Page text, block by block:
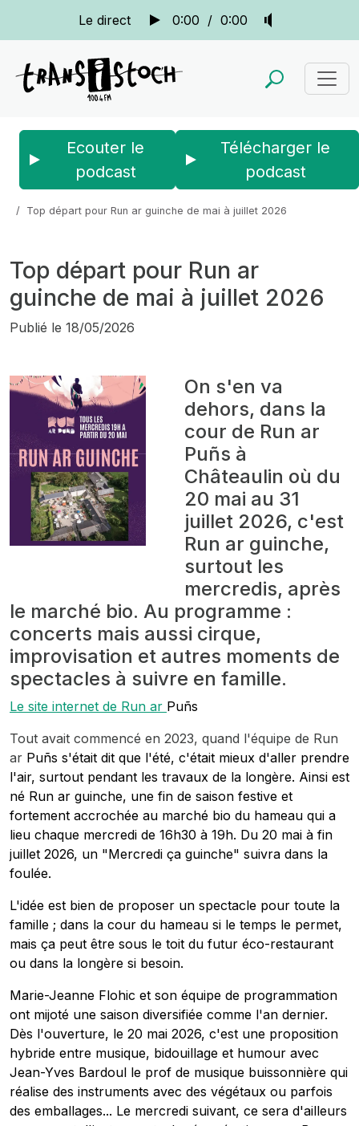
Le direct 0:00 / 0:00
Ecouter le
podcast
Télécharger le
podcast
Top départ pour Run ar guinche de mai à juillet 2026
Top départ pour Run ar
guinche de mai à juillet 2026
Publié le 18/05/2026
On s'en va
dehors, dans la
cour de Run ar
Puñs à
Châteaulin où du
20 mai au 31
juillet 2026, c'est
Run ar guinche,
surtout les
mercredis, après
le marché bio. Au programme :
concerts mais aussi cirque,
improvisation et autres moments de
spectacles à suivre en famille.
Le site internet de Run ar Puñs
Tout avait commencé en 2023, quand l'équipe de Run
ar Puñs s'était dit que l'été, c'était mieux d'aller prendre
l'air, surtout pendant les travaux de la longère. Ainsi est
né Run ar guinche, une fin de saison festive et
fortement accrochée au marché bio du hameau qui a
lieu chaque mercredi de 16h30 à 19h. Du 20 mai à fin
juillet 2026, un "Mercredi ça guinche" suivra dans la
foulée.
L'idée est bien de proposer un spectacle pour toute la
famille ; dans la cour du hameau si le temps le permet,
mais ça peut être sous le toit du futur éco-restaurant
ou dans la longère si besoin.
Marie-Jeanne Flohic et son équipe de programmation
ont mijoté une saison diversifiée comme l'an dernier.
Dès l'ouverture, le 20 mai 2026, c'est une proposition
hybride entre musique, bidouillage et humour avec
Jean-Yves Bardoul le prof de musique buissonnière qui
réalise des instruments avec des végétaux ou parfois
des emballages... Le mercredi suivant, ce sera d'ailleurs